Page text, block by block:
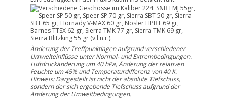
Änderung der Treffpunktlagen aufgrund verschiedener
Umwelteinflüsse unter Normal- und Extrembedingungen.
Luftdruckänderung um 40 hPa, Änderung der relativen
Feuchte um 45% und Temperaturdifferenz von 40 K.
Hinweis: Dargestellt ist nicht der absolute Tiefschuss,
sondern der sich ergebende Tiefschuss aufgrund der
Änderung der Umweltbedingungen.